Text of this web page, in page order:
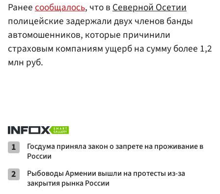
Ранеесообщалось, что вСеверной Осетии
полицейские задержали двух членов банды
автомошенников, которые причинили
страховым компаниям ущерб на сумму более 1,2
млн руб.
1
Госдума приняла закон о запрете на проживание в
России
2
Рыбоводы Армении вышли на протесты из-за
закрытия рынка России